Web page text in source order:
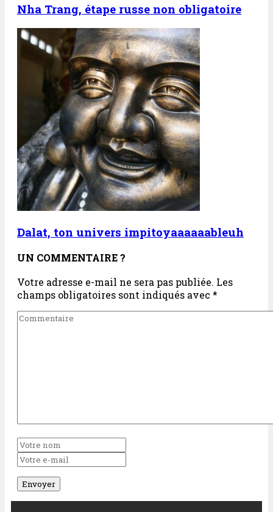
Nha Trang, étape russe non obligatoire
Dalat, ton univers impitoyaaaaaableuh
UN COMMENTAIRE ?
Votre adresse e-mail ne sera pas publiée. Les
champs obligatoires sont indiqués avec *